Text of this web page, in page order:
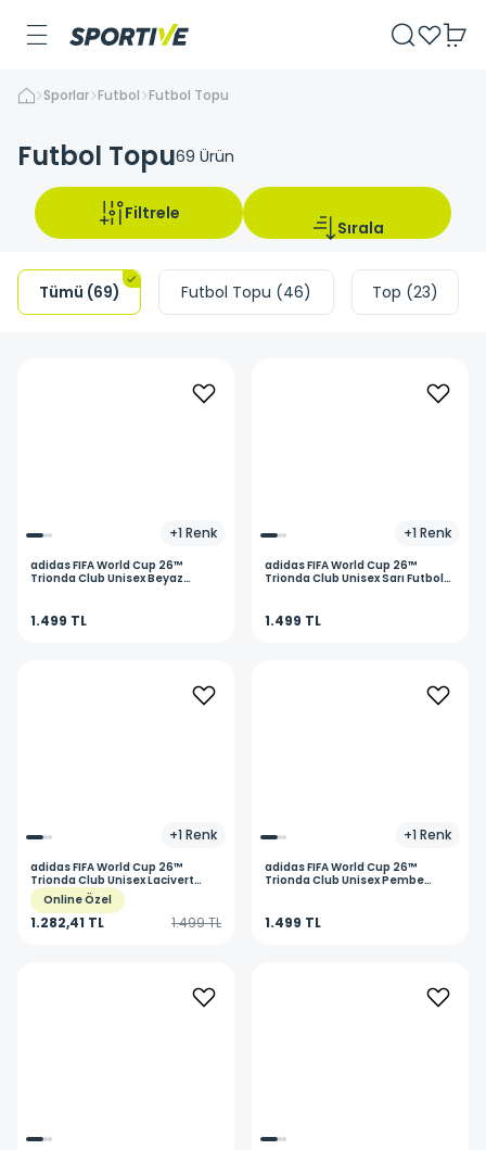
Sporlar Futbol Futbol Topu
Futbol Topu69 Ürün
Filtrele
Sırala
Tümü (69) Futbol Topu (46) Top (23)
+1 Renk
adidasFIFA World Cup 26™
Trionda Club Unisex Beyaz
1.499 TL
+1 Renk
adidasFIFA World Cup 26™
Trionda Club Unisex Sarı Futbol
1.499 TL
+1 Renk
adidasFIFA World Cup 26™
Trionda Club Unisex Lacivert
Futbol Topu JD8027
Online Özel
1.282,41 TL 1.499 TL
+1 Renk
adidasFIFA World Cup 26™
Trionda Club Unisex Pembe
1.499 TL